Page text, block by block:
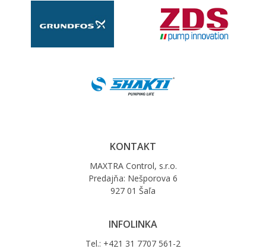
KONTAKT
MAXTRA Control, s.r.o.
Predajňa: Nešporova 6
927 01 Šaľa
INFOLINKA
Tel.: +421 31 7707 561-2